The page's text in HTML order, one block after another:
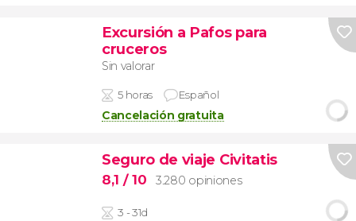
Excursión a Pafos para
cruceros
Sin valorar
5 horas Español
Cancelación gratuita
Seguro de viaje Civitatis
8,1 / 10 3.280 opiniones
3 - 31d